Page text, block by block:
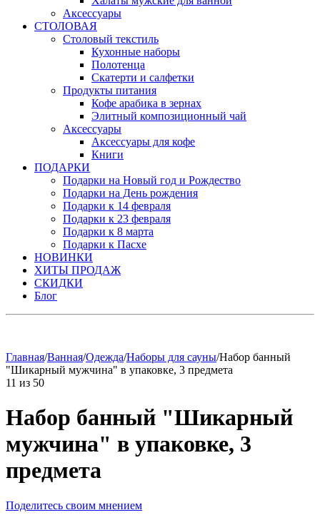
Аксессуары
СТОЛОВАЯ
Столовый текстиль
Кухонные наборы
Полотенца
Скатерти и салфетки
Продукты питания
Кофе арабика в зернах
Элитный композиционный чай
Аксессуары
Аксессуары для кофе
Книги
ПОДАРКИ
Подарки на Новый год и Рождество
Подарки на День рождения
Подарки к 14 февраля
Подарки к 23 февраля
Подарки к 8 марта
Подарки к Пасхе
НОВИНКИ
ХИТЫ ПРОДАЖ
СКИДКИ
Блог
Главная/Ванная/Одежда/Наборы для сауны/Набор банный
"Шикарный мужчина" в упаковке, 3 предмета
11 из 50
Набор банный "Шикарный
мужчина" в упаковке, 3
предмета
Поделитесь своим мнением